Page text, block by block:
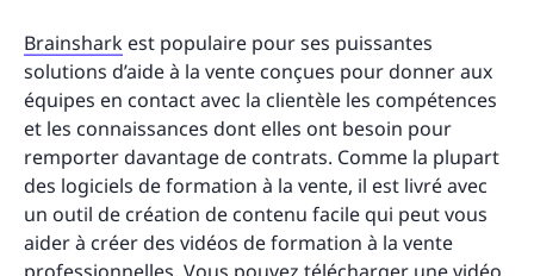
Brainshark est populaire pour ses puissantes
solutions d’aide à la vente conçues pour donner aux
équipes en contact avec la clientèle les compétences
et les connaissances dont elles ont besoin pour
remporter davantage de contrats. Comme la plupart
des logiciels de formation à la vente, il est livré avec
un outil de création de contenu facile qui peut vous
aider à créer des vidéos de formation à la vente